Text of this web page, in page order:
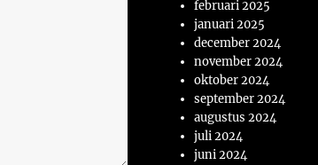
februari 2025
januari 2025
december 2024
november 2024
oktober 2024
september 2024
augustus 2024
juli 2024
juni 2024